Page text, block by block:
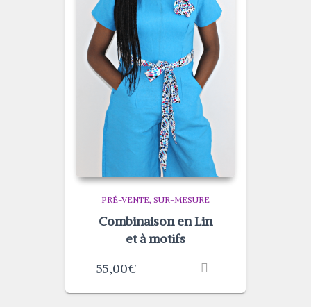
PRÉ-VENTE SUR-MESURE
Combinaison en Lin
et à motifs
55,00€